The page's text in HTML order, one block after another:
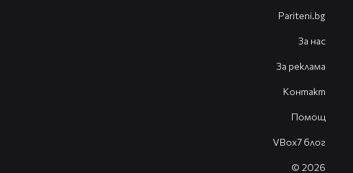
Pariteni.bg
За нас
За реклама
Контакт
Помощ
VBox7 блог
© 2026